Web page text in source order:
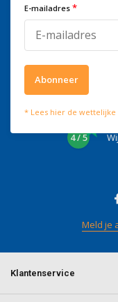
4 / 5
Meld je
Klantenservice
E-mailadres *
Abonneer
* Lees hier de wettelijke